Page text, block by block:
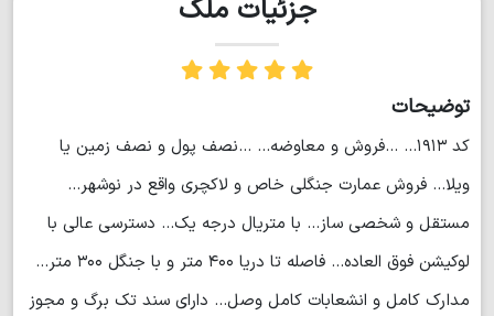
جزئیات ملک
توضیحات
کد ۱۹۱۳... ...فروش و معاوضه... ...نصف پول و نصف زمین یا
ویلا... فروش عمارت جنگلی خاص و لاکچری واقع در نوشهر...
مستقل و شخصی ساز... با متریال درجه یک... دسترسی عالی با
لوکیشن فوق العاده... فاصله تا دریا ۴۰۰ متر و با جنگل ۳۰۰ متر...
مدارک کامل و انشعابات کامل وصل... دارای سند تک برگ و مجوز